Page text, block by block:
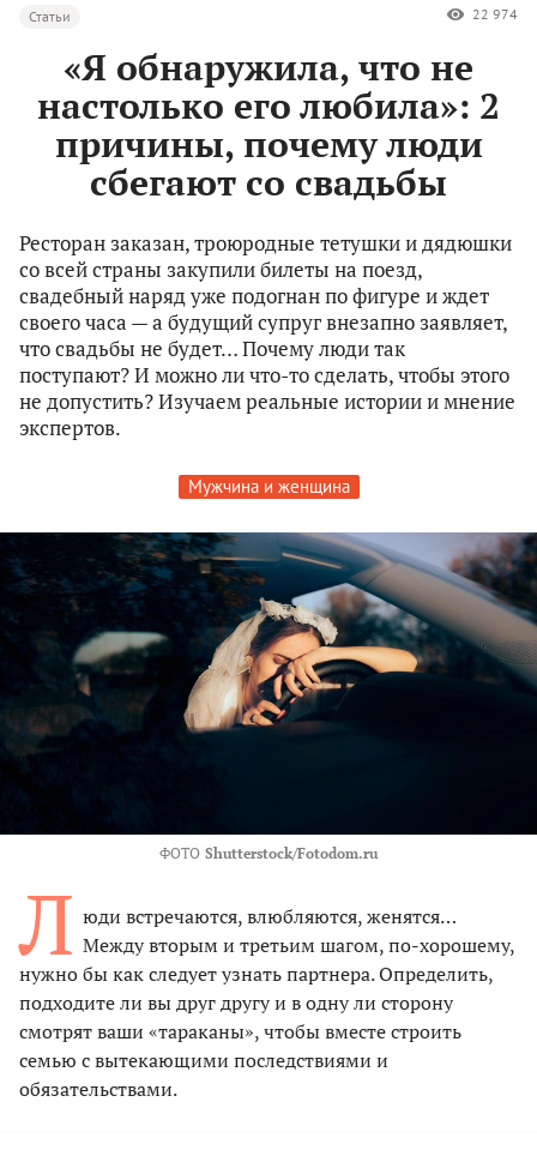
Статьи 22 974
«Я обнаружила, что не
настолько его любила»: 2
причины, почему люди
сбегают со свадьбы
Ресторан заказан, троюродные тетушки и дядюшки
со всей страны закупили билеты на поезд,
свадебный наряд уже подогнан по фигуре и ждет
своего часа — а будущий супруг внезапно заявляет,
что свадьбы не будет… Почему люди так
поступают? И можно ли что-то сделать, чтобы этого
не допустить? Изучаем реальные истории и мнение
экспертов.
Мужчина и женщина
ФОТО Shutterstock/Fotodom.ru
Л юди встречаются, влюбляются, женятся…
Между вторым и третьим шагом, по-хорошему,
нужно бы как следует узнать партнера. Определить,
подходите ли вы друг другу и в одну ли сторону
смотрят ваши «тараканы», чтобы вместе строить
семью с вытекающими последствиями и
обязательствами.